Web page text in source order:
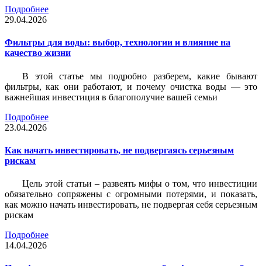
Подробнее
29.04.2026
Фильтры для воды: выбор, технологии и влияние на
качество жизни
В этой статье мы подробно разберем, какие бывают
фильтры, как они работают, и почему очистка воды — это
важнейшая инвестиция в благополучие вашей семьи
Подробнее
23.04.2026
Как начать инвестировать, не подвергаясь серьезным
рискам
Цель этой статьи – развеять мифы о том, что инвестиции
обязательно сопряжены с огромными потерями, и показать,
как можно начать инвестировать, не подвергая себя серьезным
рискам
Подробнее
14.04.2026